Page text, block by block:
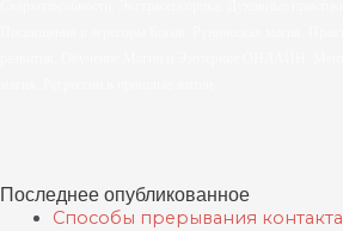
Последнее опубликованное
Способы прерывания контакта